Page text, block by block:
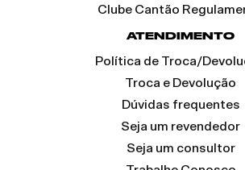
Clube Cantão
ATENDIMENTO
Política de Troca/
Troca e Devolução
Dúvidas frequentes
Seja um revendedor
Seja um consultor